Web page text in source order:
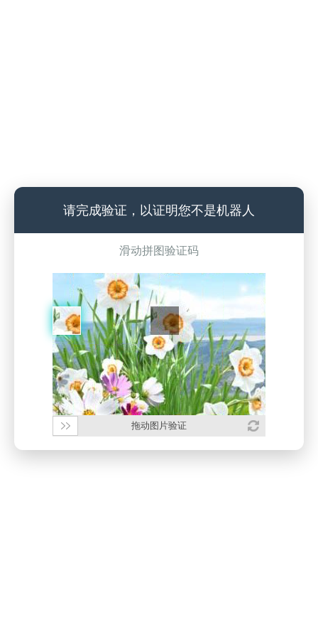
请完成验证，以证明您不是机器人
滑动拼图验证码
拖动图片验证